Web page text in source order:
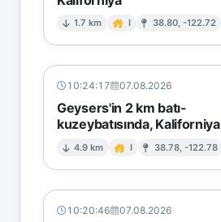
1.7 km I 38.80, -122.72
10:24:17 07.08.2026
Geysers'in 2 km batı-
kuzeybatısında, Kaliforniya
4.9 km I 38.78, -122.78
10:20:46 07.08.2026